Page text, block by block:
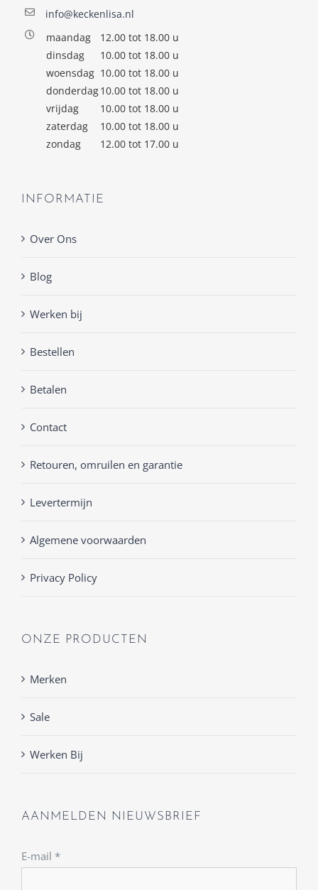
info@keckenlisa.nl
maandag
12.00 tot 18.00 u
dinsdag
10.00 tot 18.00 u
woensdag 10.00 tot 18.00 u
donderdag10.00 tot 18.00 u
vrijdag
10.00 tot 18.00 u
zaterdag
10.00 tot 18.00 u
zondag
12.00 tot 17.00 u
INFORMATIE
Over Ons
Blog
Werken bij
Bestellen
Betalen
Contact
Retouren, omruilen en garantie
Levertermijn
Algemene voorwaarden
Privacy Policy
ONZE PRODUCTEN
Merken
Sale
Werken Bij
AANMELDEN NIEUWSBRIEF
E-mail *